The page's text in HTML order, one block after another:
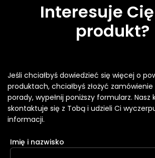
Interesuje
produkt?
Jeśli chciałbyś dowiedzieć się więcej o
produktach, chciałbyś złożyć
porady, wypełnij poniższy formularz. Nasz
skontaktuje się z Tobą i udzieli Ci
informacji.
Imię i nazwisko